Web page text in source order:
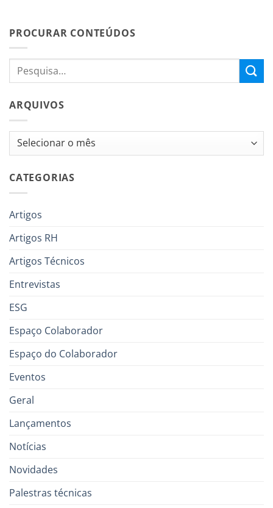
PROCURAR CONTEÚDOS
ARQUIVOS
Arquivos
CATEGORIAS
Artigos
Artigos RH
Artigos Técnicos
Entrevistas
ESG
Espaço Colaborador
Espaço do Colaborador
Eventos
Geral
Lançamentos
Notícias
Novidades
Palestras técnicas